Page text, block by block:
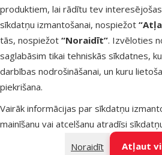
produktiem, lai rādītu tev
sīkdatņu izmantošanai, nospiežot
tās, nospiežot “Noraidīt”. Izvēloties
saglabāsim tikai tehniskās sīkdatnes,
darbības nodrošināšanai, un kuru
piekrišana.
Vairāk informācijas par sīkdatņu
mainīšanu vai atcelšanu atradīsi
Noraidīt
Atļaut
Zīmols
Numurs katalogā
EAN
Labākais tavam mīlulim
Dino Zoo iesaka
Labākais tavam
Dino Zoo